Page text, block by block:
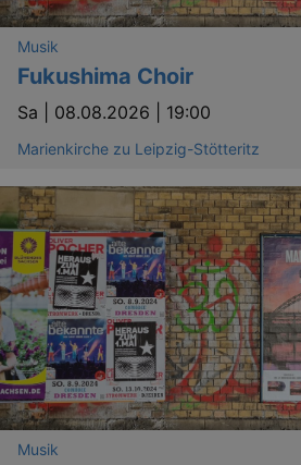
Musik
Fukushima Choir
Sa | 08.08.2026 | 19:00
Marienkirche zu Leipzig-Stötteritz
Musik